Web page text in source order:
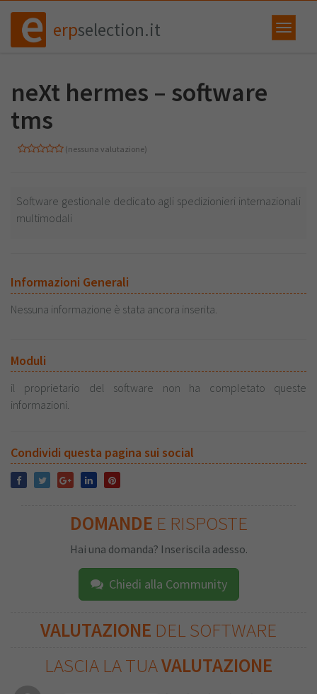
erpselection.it
neXt hermes – software
tms
(nessuna valutazione)
Software gestionale dedicato agli spedizionieri internazionali
multimodali
Informazioni Generali
Nessuna informazione è stata ancora inserita.
Moduli
il proprietario del software non ha completato queste
informazioni.
Condividi questa pagina sui social
DOMANDE E RISPOSTE
Hai una domanda? Inseriscila adesso.
Chiedi alla Community
VALUTAZIONE DEL SOFTWARE
LASCIA LA TUAVALUTAZIONE